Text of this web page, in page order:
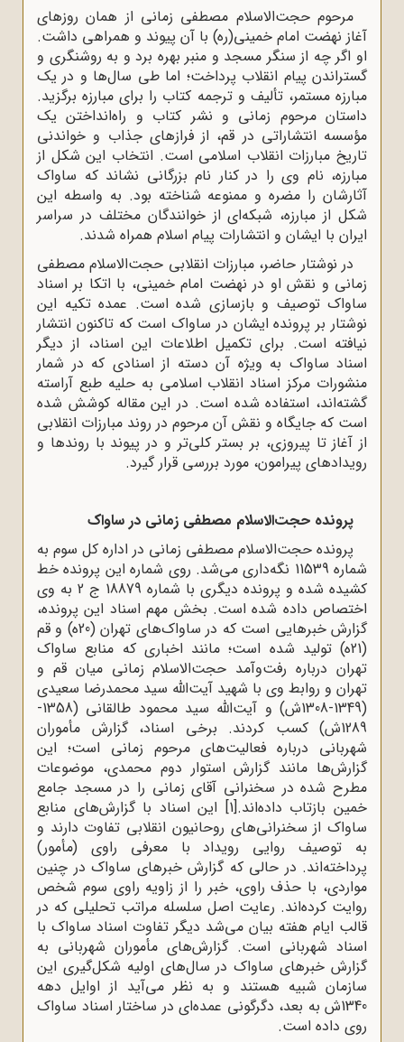
مرحوم حجت‌الاسلام مصطفی زمانی از همان روزهای
آغاز نهضت امام خمینی(ره) با آن پیوند و همراهی داشت.
او اگر چه از سنگر مسجد و منبر بهره برد و به روشنگری و
گستراندن پیام انقلاب پرداخت؛ اما طی سال‌ها و در یک
مبارزه مستمر، تألیف و ترجمه کتاب را برای مبارزه برگزید.
داستان مرحوم زمانی و نشر کتاب و راه‌انداختن یک
مؤسسه انتشاراتی در قم، از فرازهای جذاب و خواندنی
تاریخ مبارزات انقلاب اسلامی است. انتخاب این شکل از
مبارزه، نام وی را در کنار نام بزرگانی نشاند که ساواک
آثارشان را مضره و ممنوعه شناخته بود. به واسطه این
شکل از مبارزه، شبکه‌ای از خوانندگان مختلف در سراسر
ایران با ایشان و انتشارات پیام اسلام همراه شدند.
در نوشتار حاضر، مبارزات انقلابی حجت‌الاسلام مصطفی
زمانی و نقش او در نهضت امام خمینی، با اتکا بر اسناد
ساواک توصیف و بازسازی شده است. عمده تکیه این
نوشتار بر پرونده ایشان در ساواک است که تاکنون انتشار
نیافته است. برای تکمیل اطلاعات این اسناد، از دیگر
اسناد ساواک به ویژه آن دسته از اسنادی که در شمار
منشورات مرکز اسناد انقلاب اسلامی به حلیه طبع آراسته
گشته‌اند، استفاده شده است. در این مقاله کوشش شده
است که جایگاه و نقش آن مرحوم در روند مبارزات انقلابی
از آغاز تا پیروزی، بر بستر کلی‌تر و در پیوند با روندها و
رویدادهای پیرامون، مورد بررسی قرار گیرد.
پرونده حجت‌الاسلام مصطفی زمانی در ساواک
پرونده حجت‌الاسلام مصطفی زمانی در اداره کل سوم به
شماره 11539 نگه‌داری می‌شد. روی شماره این پرونده خط
کشیده شده و پرونده دیگری با شماره 18879 ج 2 به وی
اختصاص داده شده است. بخش مهم اسناد این پرونده،
گزارش خبرهایی است که در ساواک‌های تهران (20ه‌) و قم
(21ه‌) تولید شده است؛ مانند اخباری که منابع ساواک
تهران درباره رفت‌وآمد حجت‌الاسلام زمانی میان قم و
تهران و روابط وی با شهید آیت‌الله سید محمدرضا سعیدی
(1349-1308ش) و آیت‌الله سید محمود طالقانی (1358-
1289ش) کسب کردند. برخی اسناد، گزارش مأموران
شهربانی درباره فعالیت‌های مرحوم زمانی است؛ این
گزارش‌ها مانند گزارش استوار دوم محمدی، موضوعات
مطرح شده در سخنرانی آقای زمانی را در مسجد جامع
خمین بازتاب داده‌اند.[1]
این اسناد با گزارش‌های منابع
ساواک از سخنرانی‌های روحانیون انقلابی تفاوت دارند و
به توصیف روایی رویداد با معرفی راوی (مأمور)
پرداخته‌اند. در حالی که گزارش‌ خبرهای ساواک در چنین
مواردی، با حذف راوی، خبر را از زاویه راوی سوم شخص
روایت کرده‌اند. رعایت اصل سلسله مراتب تحلیلی که در
قالب ایام هفته بیان می‌شد دیگر تفاوت اسناد ساواک با
اسناد شهربانی است. گزارش‌های مأموران شهربانی به
گزارش خبرهای ساواک در سال‌های اولیه شکل‌گیری این
سازمان شبیه هستند و به نظر می‌آید از اوایل دهه
1340ش به بعد، دگرگونی عمده‌ای در ساختار اسناد ساواک
روی داده است.